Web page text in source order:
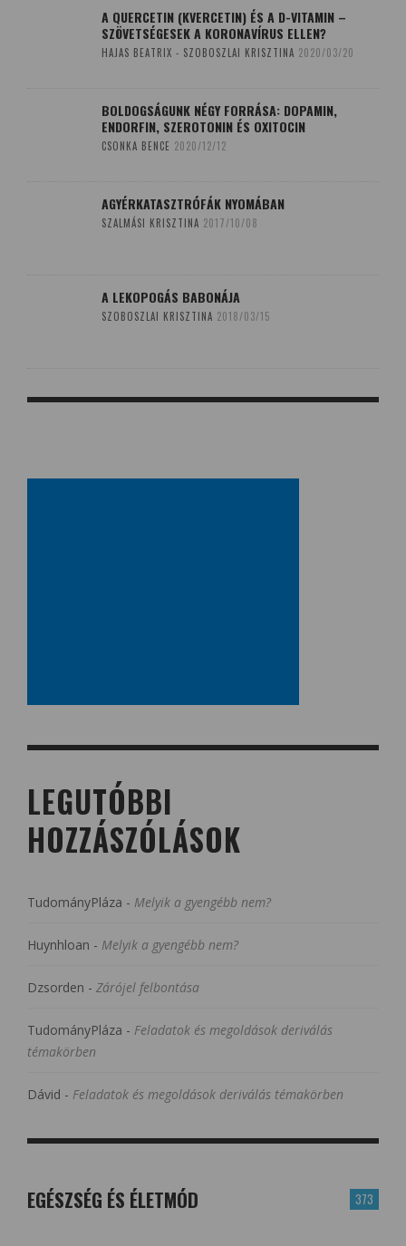
A QUERCETIN (KVERCETIN) ÉS A D-VITAMIN –
SZÖVETSÉGESEK A KORONAVÍRUS ELLEN?
HAJAS BEATRIX - SZOBOSZLAI KRISZTINA 2020/03/20
BOLDOGSÁGUNK NÉGY FORRÁSA: DOPAMIN,
ENDORFIN, SZEROTONIN ÉS OXITOCIN
CSONKA BENCE 2020/12/12
AGYÉRKATASZTRÓFÁK NYOMÁBAN
SZALMÁSI KRISZTINA 2017/10/08
A LEKOPOGÁS BABONÁJA
SZOBOSZLAI KRISZTINA 2018/03/15
LEGUTÓBBI
HOZZÁSZÓLÁSOK
TudományPláza - Melyik a gyengébb nem?
Huynhloan - Melyik a gyengébb nem?
Dzsorden - Zárójel felbontása
TudományPláza - Feladatok és megoldások deriválás
témakörben
Dávid - Feladatok és megoldások deriválás témakörben
373
EGÉSZSÉG ÉS ÉLETMÓD